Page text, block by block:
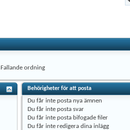
Fallande ordning
Behörigheter för att posta
Du får inteposta nya ämnen
Du får inteposta svar
Du får inteposta bifogade filer
Du får interedigera dina inlägg